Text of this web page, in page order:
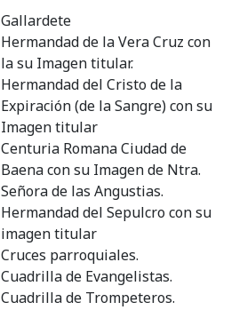
Gallardete
Hermandad de la Vera Cruz con
la su Imagen titular.
Hermandad del Cristo de la
Expiración (de la Sangre) con su
Imagen titular
Centuria Romana Ciudad de
Baena con su Imagen de Ntra.
Señora de las Angustias.
Hermandad del Sepulcro con su
imagen titular
Cruces parroquiales.
Cuadrilla de Evangelistas.
Cuadrilla de Trompeteros.